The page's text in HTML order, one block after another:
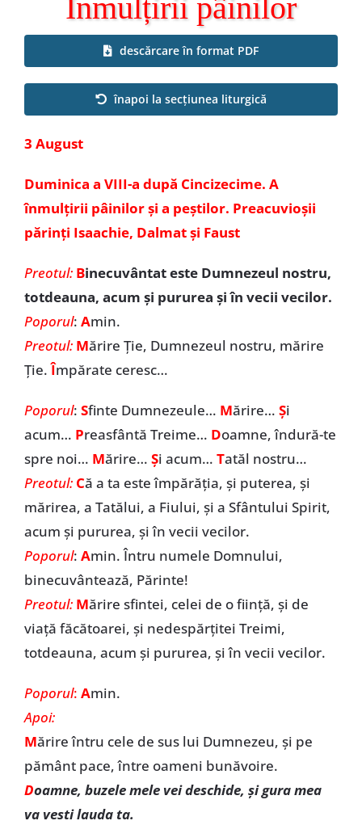
SpecialÎnmulțirii pâinilor
descărcare în format PDF
înapoi la secțiunea liturgică
3 August
Duminica a VIII-a după Cincizecime. A
înmulțirii pâinilor și a peștilor. Preacuvioșii
părinți Isaachie, Dalmat și Faust
Preotul: Binecuvântat este Dumnezeul nostru,
totdeauna, acum și pururea și în vecii vecilor.
Poporul: Amin.
Preotul: Mărire Ție, Dumnezeul nostru, mărire
Ție.Împărate ceresc…
Poporul: Sfinte Dumnezeule… Mărire… Și
acum… Preasfântă Treime… Doamne, îndură-te
spre noi… Mărire… Și acum… Tatăl nostru…
Preotul: Că a ta este împărăția, și puterea, și
mărirea, a Tatălui, a Fiului, și a Sfântului Spirit,
acum și pururea, și în vecii vecilor.
Poporul: Amin. Întru numele Domnului,
binecuvântează, Părinte!
Preotul: Mărire sfintei, celei de o fiinţă, şi de
viaţă făcătoarei, şi nedespărţitei Treimi,
totdeauna, acum şi pururea, şi în vecii vecilor.
Poporul: Amin.
Apoi:
Mărire întru cele de sus lui Dumnezeu, şi pe
pământ pace, între oameni bunăvoire.
Doamne, buzele mele vei deschide, şi gura mea
va vesti lauda ta.